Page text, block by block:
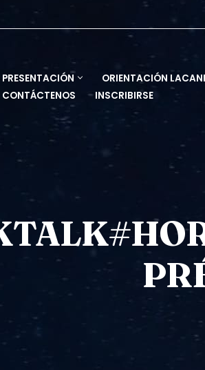
PRESENTACIÓN ORIENTACIÓN
CONTÁCTENOS
INSCRIBIRSE